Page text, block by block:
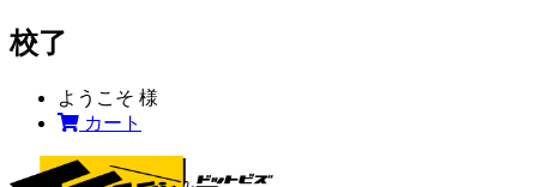
校了
ようこそ 様
カート